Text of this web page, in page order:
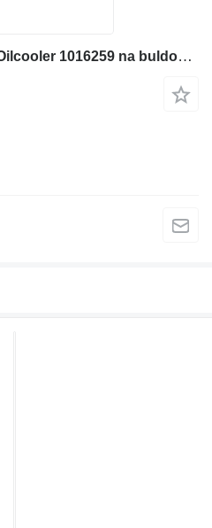
Olejový chladič Liebherr Oilcooler 1016259 na buldozéra Liebherr PR776